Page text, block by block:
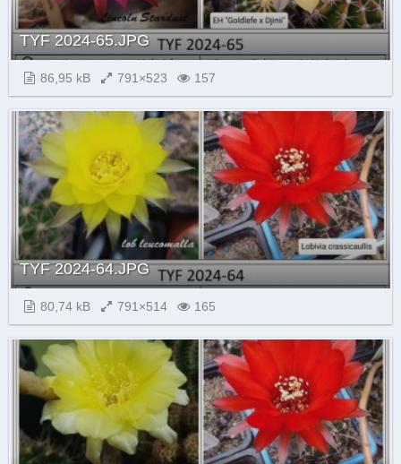
TYF 2024-65.JPG
86,95 kB 791×523 157
TYF 2024-64.JPG
80,74 kB 791×514 165